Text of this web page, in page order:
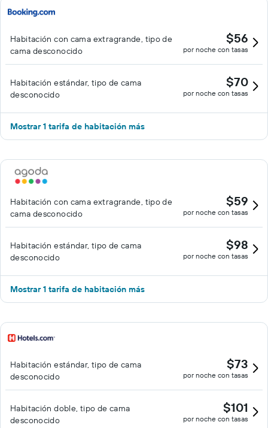
Habitación con cama extragrande, tipo de
cama desconocido
$56
por noche con tasas
Habitación estándar, tipo de cama
desconocido
$70
por noche con tasas
Mostrar 1 tarifa de habitación más
Habitación con cama extragrande, tipo de
cama desconocido
$59
por noche con tasas
Habitación estándar, tipo de cama
desconocido
$98
por noche con tasas
Mostrar 1 tarifa de habitación más
Habitación estándar, tipo de cama
desconocido
$73
por noche con tasas
Habitación doble, tipo de cama
desconocido
$101
por noche con tasas